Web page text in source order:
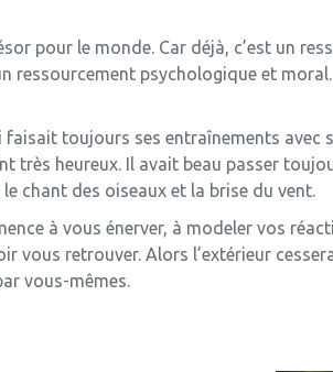
pour le monde. Car déjà, c’est un
ressourcement psychologique et
toujours ses entraînements avec
très heureux. Il avait beau passer
chant des oiseaux et la brise du vent.
à vous énerver, à modeler vos
vous retrouver. Alors l’extérieur
vous-mêmes.